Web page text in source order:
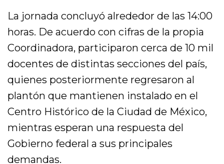
La jornada concluyó alrededor de las 14:00
horas. De acuerdo con cifras de la propia
Coordinadora, participaron cerca de 10 mil
docentes de distintas secciones del país,
quienes posteriormente regresaron al
plantón que mantienen instalado en el
Centro Histórico de la Ciudad de México,
mientras esperan una respuesta del
Gobierno federal a sus principales
demandas.